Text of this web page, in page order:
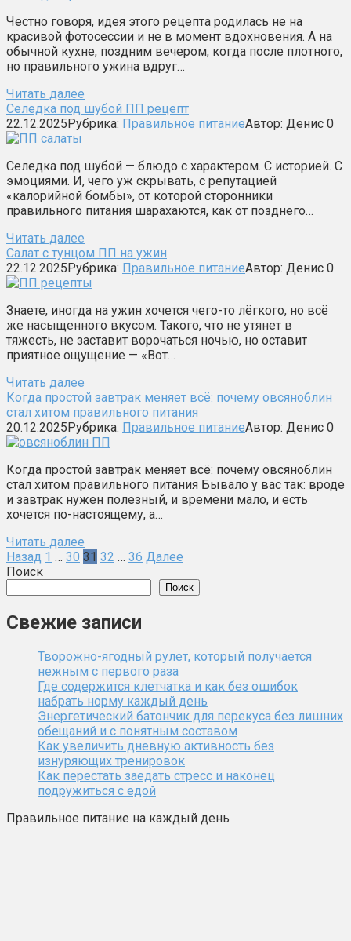
Честно говоря, идея этого рецепта родилась не на
красивой фотосессии и не в момент вдохновения. А на
обычной кухне, поздним вечером, когда после плотного,
но правильного ужина вдруг…
Читать далее
Селедка под шубой ПП рецепт
22.12.2025Рубрика: Правильное питаниеАвтор: Денис 0
Селедка под шубой — блюдо с характером. С историей. С
эмоциями. И, чего уж скрывать, с репутацией
«калорийной бомбы», от которой сторонники
правильного питания шарахаются, как от позднего…
Читать далее
Салат с тунцом ПП на ужин
22.12.2025Рубрика: Правильное питаниеАвтор: Денис 0
Знаете, иногда на ужин хочется чего-то лёгкого, но всё
же насыщенного вкусом. Такого, что не утянет в
тяжесть, не заставит ворочаться ночью, но оставит
приятное ощущение — «Вот…
Читать далее
Когда простой завтрак меняет всё: почему овсяноблин
стал хитом правильного питания
20.12.2025Рубрика: Правильное питаниеАвтор: Денис 0
Когда простой завтрак меняет всё: почему овсяноблин
стал хитом правильного питания Бывало у вас так: вроде
и завтрак нужен полезный, и времени мало, и есть
хочется по-настоящему, а…
Читать далее
Пагинация
записей
Назад 1 … 30 31 32 … 36 Далее
Поиск
Поиск
Свежие записи
Творожно-ягодный рулет, который получается
нежным с первого раза
Где содержится клетчатка и как без ошибок
набрать норму каждый день
Энергетический батончик для перекуса без лишних
обещаний и с понятным составом
Как увеличить дневную активность без
изнуряющих тренировок
Как перестать заедать стресс и наконец
подружиться с едой
Правильное питание на каждый день